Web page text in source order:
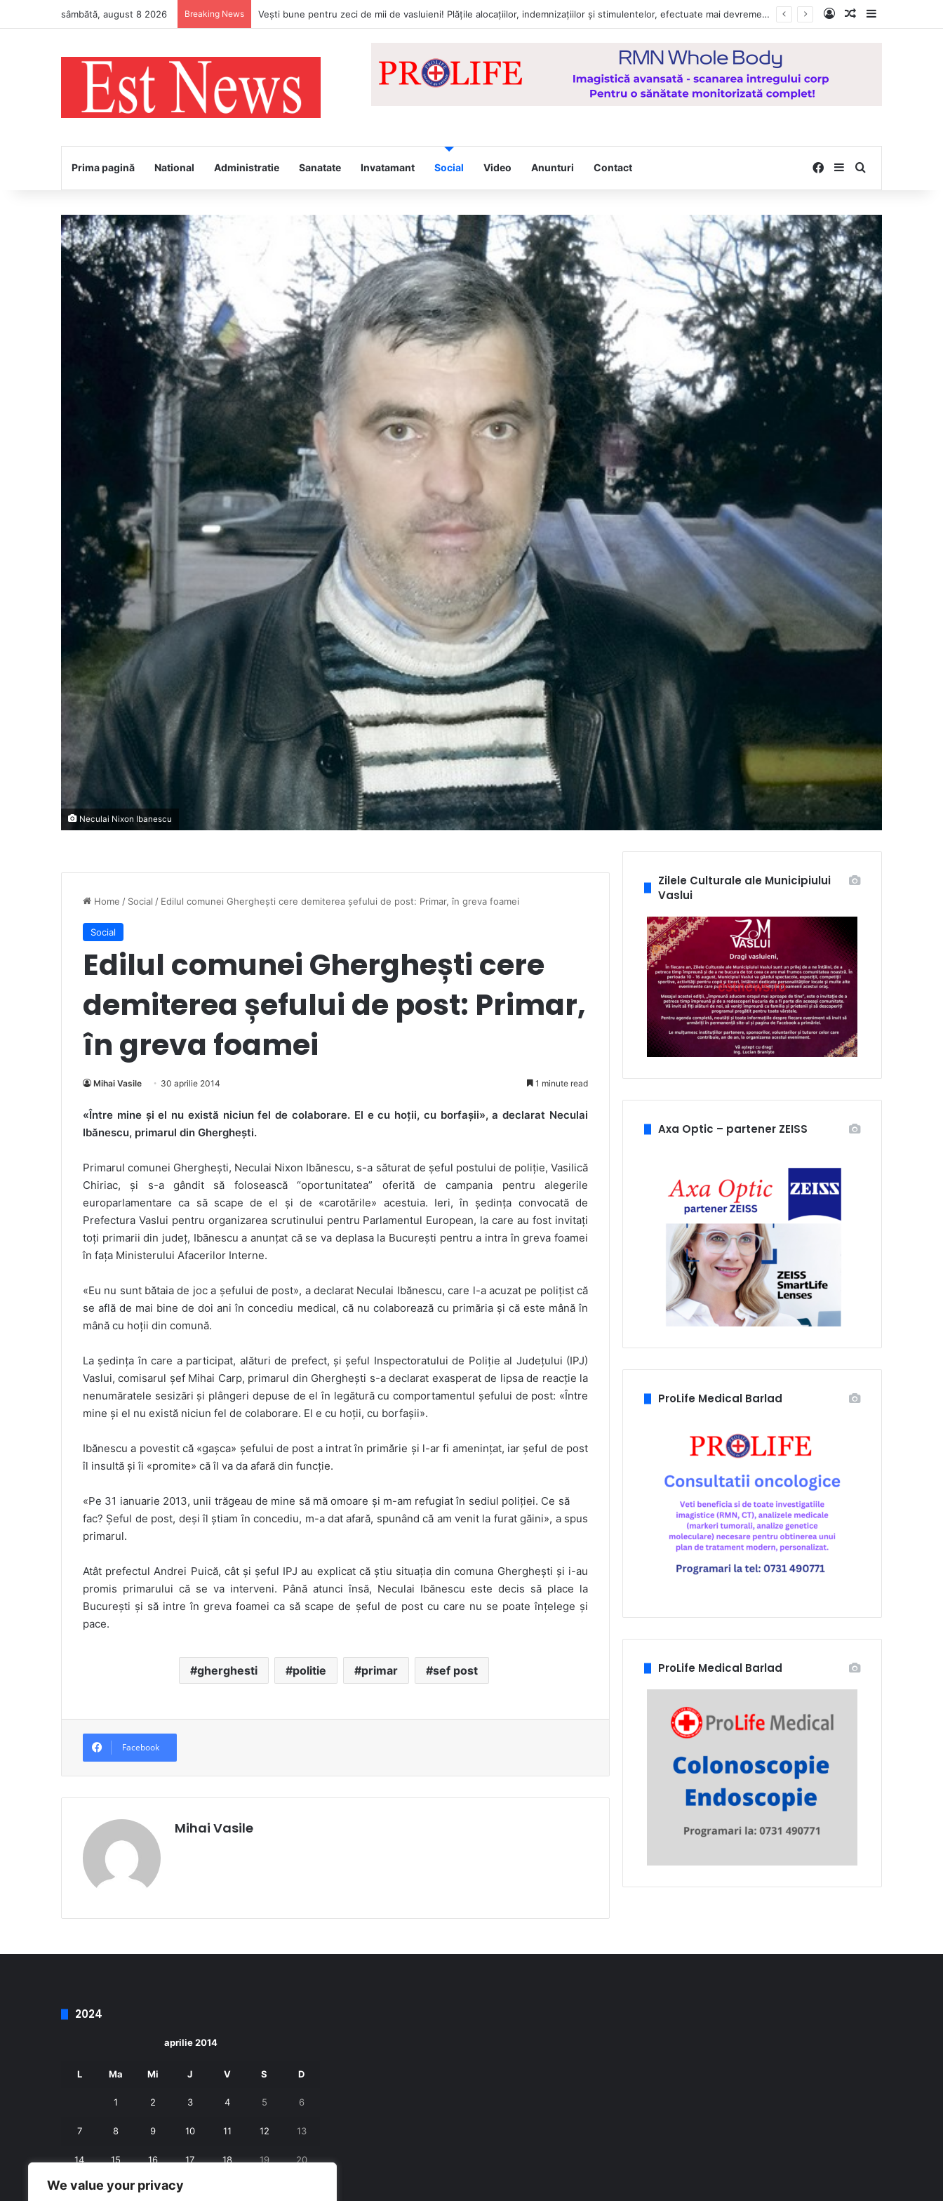
We value your privacy
sâmbătă, august 8 2026 Breaking News Vești bune pentru zeci de mii de vasluieni! Plățile alocațiilor, indemnizațiilor și stimulentelor, efectuate mai devreme în luna august 2026 Log InRandom Article
Prima pagină National Administratie Sanatate Invatamant Social Video Anunturi Contact Facebook
SidebarSearch for
Neculai Nixon Ibanescu
Home / Social / Edilul comunei Gherghești cere demiterea șefului de post: Primar, în greva foamei
Social
Edilul comunei Gherghești cere
demiterea șefului de post: Primar,
în greva foamei
Mihai Vasile 30 aprilie 2014 1 minute read
«Între mine și el nu există niciun fel de colaborare. El e cu hoții, cu borfașii», a declarat Neculai
Ibănescu, primarul din Gherghești.
Primarul comunei Gherghești, Neculai Nixon Ibănescu, s-a săturat de șeful postului de poliție, Vasilică
Chiriac, și s-a gândit să folosească “oportunitatea” oferită de campania pentru alegerile
europarlamentare ca să scape de el și de «carotările» acestuia. Ieri, în ședința convocată de
Prefectura Vaslui pentru organizarea scrutinului pentru Parlamentul European, la care au fost invitați
toți primarii din județ, Ibănescu a anunțat că se va deplasa la București pentru a intra în greva foamei
în fața Ministerului Afacerilor Interne.
«Eu nu sunt bătaia de joc a șefului de post», a declarat Neculai Ibănescu, care l-a acuzat pe polițist că
se află de mai bine de doi ani în concediu medical, că nu colaborează cu primăria și că este mână în
mână cu hoții din comună.
La ședința în care a participat, alături de prefect, și șeful Inspectoratului de Poliție al Județului (IPJ)
Vaslui, comisarul șef Mihai Carp, primarul din Gherghești s-a declarat exasperat de lipsa de reacție la
nenumăratele sesizări și plângeri depuse de el în legătură cu comportamentul șefului de post: «Între
mine și el nu există niciun fel de colaborare. El e cu hoții, cu borfașii».
Ibănescu a povestit că «gașca» șefului de post a intrat în primărie și l-ar fi amenințat, iar șeful de post
îl insultă și îi «promite» că îl va da afară din funcție.
«Pe 31 ianuarie 2013, unii trăgeau de mine să mă omoare și m-am refugiat în sediul poliției. Ce să
fac? Șeful de post, deși îl știam în concediu, m-a dat afară, spunând că am venit la furat găini», a spus
primarul.
Atât prefectul Andrei Puică, cât și șeful IPJ au explicat că știu situația din comuna Gherghești și i-au
promis primarului că se va interveni. Până atunci însă, Neculai Ibănescu este decis să place la
București și să intre în greva foamei ca să scape de șeful de post cu care nu se poate înțelege și
pace.
gherghesti politie primar sef post
Facebook
Mihai Vasile
Zilele Culturale ale Municipiului
Vaslui
Axa Optic – partener ZEISS
ProLife Medical Barlad
ProLife Medical Barlad
2024
aprilie 2014
L Ma Mi J V S D
1 2 3 4 5 6
7 8 9 10 11 12 13
14 15 16 17 18 19 20
21 22 23